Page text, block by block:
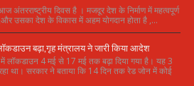
अंतरराष्ट्रीय दिवस है । मजदूर देश के निर्माण में महत्वपूर्ण
,और उसका देश के विकास में अहम योगदान होता है ,...
बढ़ा,गृह मंत्रालय ने जारी किया आदेश
लॉकडाउन 4 मई से 17 मई तक बढ़ा दिया गया है। यह 3
था। सरकार ने बताया कि 14 दिन तक रेड जोन में कोई